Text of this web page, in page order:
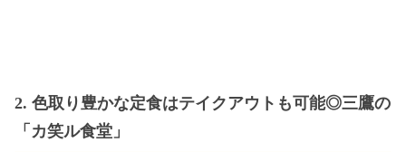
2. 色取り豊かな定食はテイクアウトも可能◎三鷹の
「カ笑ル食堂」